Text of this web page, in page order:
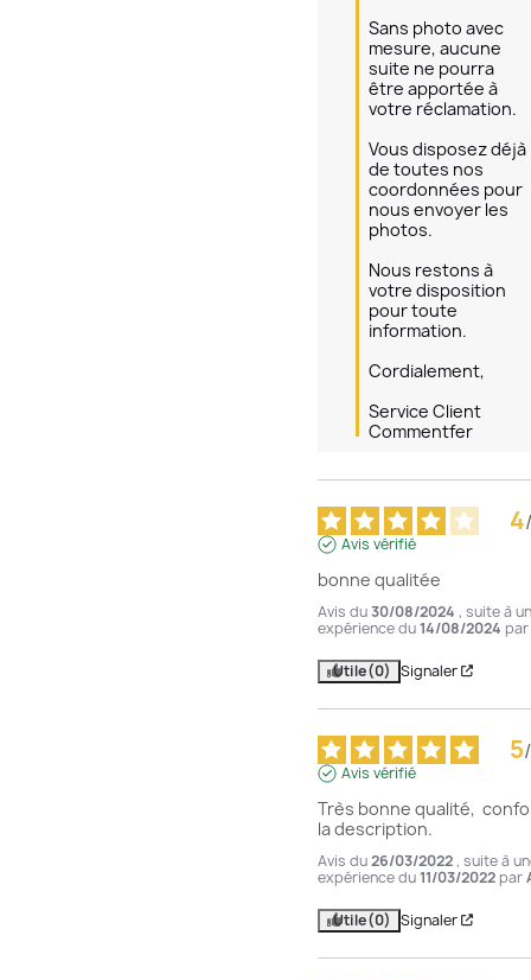
Sans photo avec
mesure, aucune
suite ne pourra
être apportée à
votre réclamation.
Vous disposez déjà
de toutes nos
coordonnées pour
nous envoyer les
photos.
Nous restons à
votre disposition
pour toute
information.
Cordialement,
Service Client
Commentfer
4/
Avis vérifié
bonne qualitée
Avis du 30/08/2024 , suite à
expérience du14/08/2024 par
Utile(0) Signaler
5/
Avis vérifié
Très bonne qualité,
la description.
Avis du26/03/2022, suite à
expérience du11/03/2022 par
Utile(0) Signaler